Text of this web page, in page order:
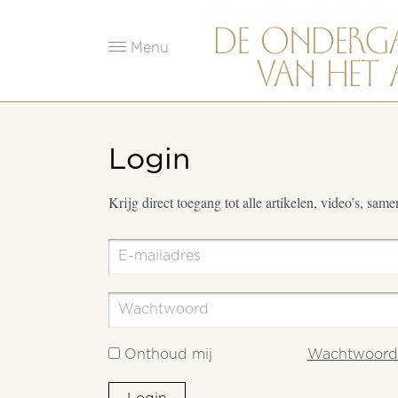
Menu
Login
Krijg direct toegang tot alle artikelen, video’s,
Onthoud mij